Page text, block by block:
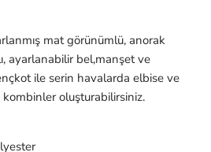
mat görünümlü, anorak
ayarlanabilir bel,manşet ve
ile serin havalarda elbise ve
kombinler oluşturabilirsiniz.